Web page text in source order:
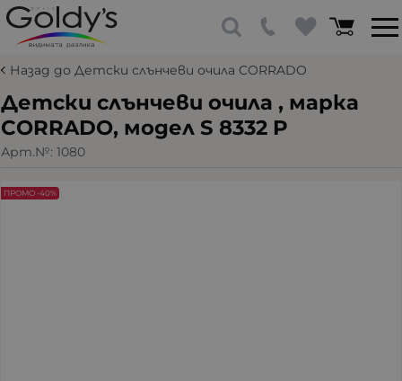
Назад до Детски слънчеви очила CORRADO
Детски слънчеви очила , марка
CORRADO, модел S 8332 P
Арт.№: 1080
ПРОМО -40%